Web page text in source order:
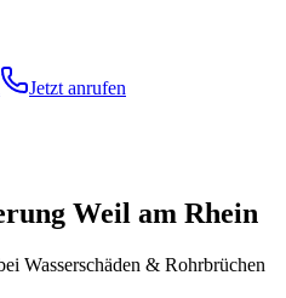
Jetzt anrufen
Weil am Rhein
Wasserschäden & Rohrbrüchen